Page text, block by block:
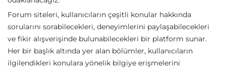
Forum siteleri, kullanıcıların çeşitli konular hakkında
sorularını sorabilecekleri, deneyimlerini paylaşabilecekleri
ve fikir alışverişinde bulunabilecekleri bir platform sunar.
Her bir başlık altında yer alan bölümler, kullanıcıların
ilgilendikleri konulara yönelik bilgiye erişmelerini